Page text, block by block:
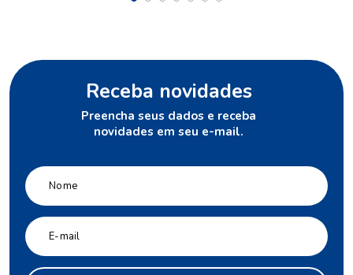
Receba novidades
Preencha seus dados e receba
novidades em seu e-mail.